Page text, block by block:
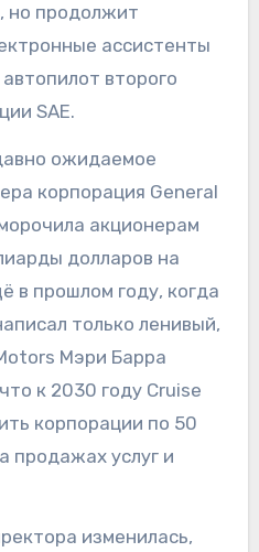
но продолжит
ассистенты
второго
SAE.
ожидаемое
корпорация General
акционерам
долларов на
в прошлом году, когда
только ленивый,
Мэри Барра
к 2030 году Cruise
корпорации по 50
продажах услуг и
изменилась,